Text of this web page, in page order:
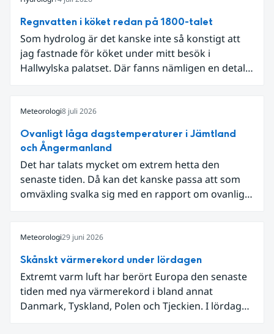
Regnvatten i köket redan på 1800-talet
Som hydrolog är det kanske inte så konstigt att
jag fastnade för köket under mitt besök i
Hallwylska palatset. Där fanns nämligen en detalj
Meteorologi8 juli 2026
Ovanligt låga dagstemperaturer i Jämtland
och Ångermanland
Det har talats mycket om extrem hetta den
senaste tiden. Då kan det kanske passa att som
omväxling svalka sig med en rapport om ovanligt
Meteorologi29 juni 2026
Skånskt värmerekord under lördagen
Extremt varm luft har berört Europa den senaste
tiden med nya värmerekord i bland annat
Danmark, Tyskland, Polen och Tjeckien. I lördags